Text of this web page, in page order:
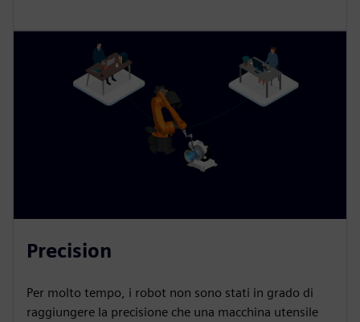
Precision
Per molto tempo, i robot non sono stati in grado di
raggiungere la precisione che una macchina utensile